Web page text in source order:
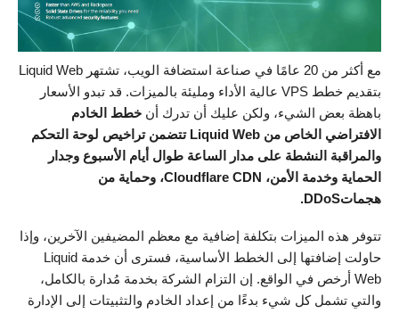
مع أكثر من 20 عامًا في صناعة استضافة الويب، تشتهر Liquid Web
بتقديم خطط VPS عالية الأداء ومليئة بالميزات. قد تبدو الأسعار
باهظة بعض الشيء، ولكن عليك أن تدرك أن خطط الخادم
الافتراضي الخاص من
Liquid Web تتضمن تراخيص لوحة التحكم
والمراقبة النشطة على مدار الساعة طوال أيام الأسبوع وجدار
الحماية وخدمة الأمن، Cloudflare CDN، وحماية من
هجماتDDoS.
تتوفر هذه الميزات بتكلفة إضافية مع معظم المضيفين الآخرين، وإذا
حاولت إضافتها إلى الخطط الأساسية، فسترى أن خدمة Liquid
Web أرخص في الواقع. إن التزام الشركة بخدمة مُدارة بالكامل،
والتي تشمل كل شيء بدءًا من إعداد الخادم والتثبيتات إلى الإدارة